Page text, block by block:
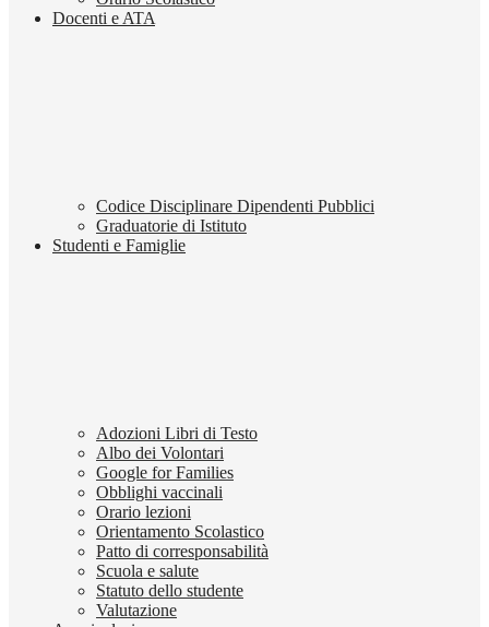
Docenti e ATA
Codice Disciplinare Dipendenti Pubblici
Graduatorie di Istituto
Studenti e Famiglie
Adozioni Libri di Testo
Albo dei Volontari
Google for Families
Obblighi vaccinali
Orario lezioni
Orientamento Scolastico
Patto di corresponsabilità
Scuola e salute
Statuto dello studente
Valutazione